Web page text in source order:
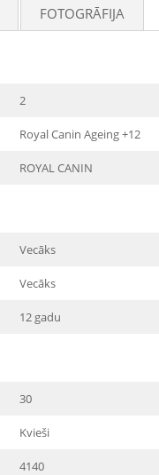
FOTOGRĀFIJA
2
Royal Canin Ageing +12
ROYAL CANIN
Vecāks
Vecāks
12 gadu
30
Kvieši
4140